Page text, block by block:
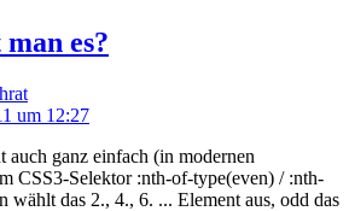
es?
um 12:27
auch ganz einfach (in modernen
CSS3-Selektor :nth-of-type(even) / :nth-
wählt das 2., 4., 6. ... Element aus, odd das